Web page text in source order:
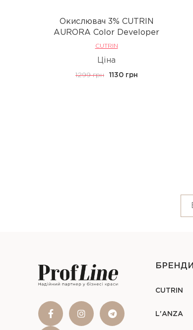
Окислювач 3% CUTRIN
AURORA Color Developer
CUTRIN
Ціна
1299 грн 1130 грн
БРЕНДИ
CUTRIN
L'ANZA